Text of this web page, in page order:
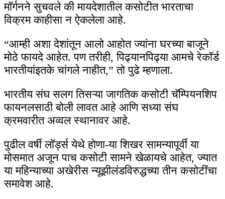
मॉर्गनने सुचवले की मायदेशातील कसोटीत भारताचा
विक्रम काहीसा न ऐकलेला आहे.
“आम्ही अशा देशांतून आलो आहोत ज्यांना घरच्या बाजूने
मोठे फायदे आहेत. पण तरीही, पिढ्यानपिढ्या आमचे रेकॉर्ड
भारतीयांइतके चांगले नाहीत,” तो पुढे म्हणाला.
भारतीय संघ सलग तिसऱ्या जागतिक कसोटी चॅम्पियनशिप
फायनलसाठी बोली लावत आहे आणि सध्या संघ
क्रमवारीत अव्वल स्थानावर आहे.
पुढील वर्षी लॉर्ड्स येथे होणा-या शिखर सामन्यापूर्वी या
मोसमात अजून पाच कसोटी सामने खेळायचे आहेत, ज्यात
या महिन्याच्या अखेरीस न्यूझीलंडविरुद्धच्या तीन कसोटींचा
समावेश आहे.